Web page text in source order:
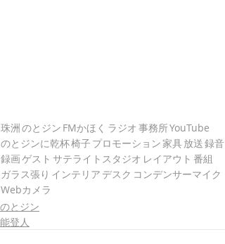
珠洲のとジン FMかほく ラジオ事務所YouTube
のとジンに乾杯椅子 プロモーション家具放送録音
録画ゲスト サテライトスタジオ レイアウト 番組
ガラス張り インテリア デスク コンデンサーマイク
Webカメラ
のとジン
能登人